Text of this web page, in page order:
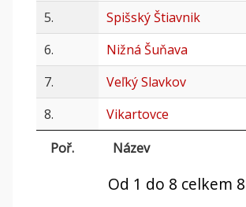
5.
Spišský Štiavnik
6.
Nižná Šuňava
7.
Veľký Slavkov
8.
Vikartovce
Poř.
Název
Od 1 do 8 celkem 8